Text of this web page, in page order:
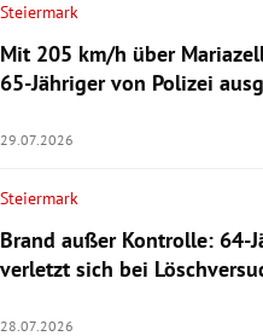
Steiermark
Mit 205 km/h über
65-Jähriger von Polizei
29.07.2026
Steiermark
Brand außer Kontrolle: 64-
verletzt sich bei
28.07.2026